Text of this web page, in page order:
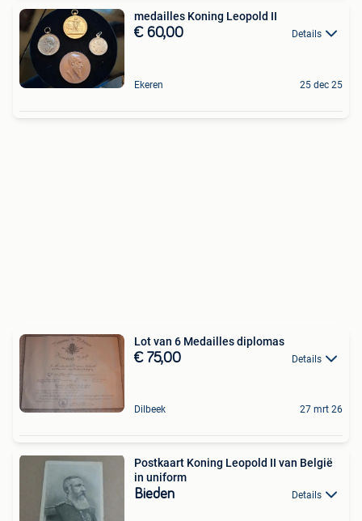
medailles Koning Leopold II
€ 60,00 Details
Ekeren 25 dec 25
Lot van 6 Medailles diplomas
€ 75,00 Details
Dilbeek 27 mrt 26
Postkaart Koning Leopold II van België
in uniform
Bieden Details